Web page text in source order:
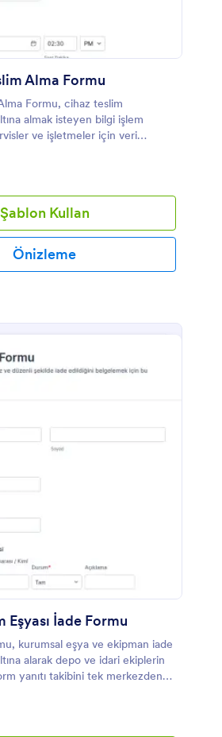
Alma Formu
Formu, cihaz teslim
almak isteyen bilgi işlem
ve işletmeler için veri
Jotform üzerinden
Şablon Kullan
Önizleme
Eşyası İade Formu
kurumsal eşya ve ekipman iade
alarak depo ve idari ekiplerin
yanıtı takibini tek merkezden
olur.